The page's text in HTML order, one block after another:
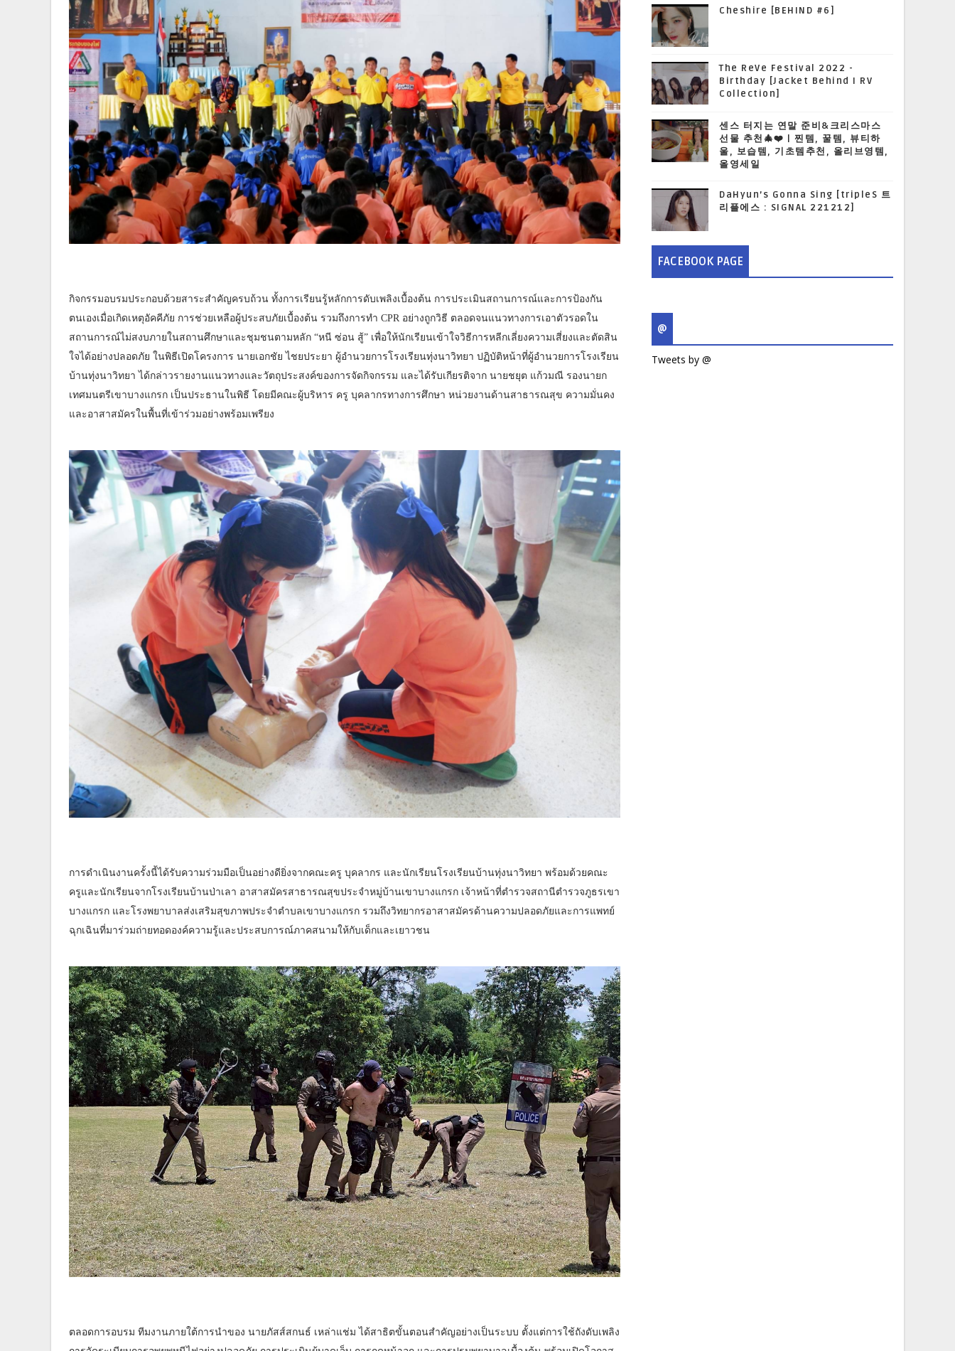
กิจกรรมอบรมประกอบด้วยสาระสำคัญครบถ้วน ทั้งการเรียนรู้หลักการดับเพลิงเบื้องต้น การประเมินสถานการณ์และการป้องกัน
ตนเองเมื่อเกิดเหตุอัคคีภัย การช่วยเหลือผู้ประสบภัยเบื้องต้น รวมถึงการทำ CPR อย่างถูกวิธี ตลอดจนแนวทางการเอาตัวรอดใน
สถานการณ์ไม่สงบภายในสถานศึกษาและชุมชนตามหลัก “หนี ซ่อน สู้” เพื่อให้นักเรียนเข้าใจวิธีการหลีกเลี่ยงความเสี่ยงและตัดสิน
ใจได้อย่างปลอดภัย ในพิธีเปิดโครงการ นายเอกชัย ไชยประยา ผู้อำนวยการโรงเรียนทุ่งนาวิทยา ปฏิบัติหน้าที่ผู้อำนวยการโรงเรียน
บ้านทุ่งนาวิทยา ได้กล่าวรายงานแนวทางและวัตถุประสงค์ของการจัดกิจกรรม และได้รับเกียรติจาก นายชยุต แก้วมณี รองนายก
เทศมนตรีเขาบางแกรก เป็นประธานในพิธี โดยมีคณะผู้บริหาร ครู บุคลากรทางการศึกษา หน่วยงานด้านสาธารณสุข ความมั่นคง
และอาสาสมัครในพื้นที่เข้าร่วมอย่างพร้อมเพรียง
การดำเนินงานครั้งนี้ได้รับความร่วมมือเป็นอย่างดียิ่งจากคณะครู บุคลากร และนักเรียนโรงเรียนบ้านทุ่งนาวิทยา พร้อมด้วยคณะ
ครูและนักเรียนจากโรงเรียนบ้านป่าเลา อาสาสมัครสาธารณสุขประจำหมู่บ้านเขาบางแกรก เจ้าหน้าที่ตำรวจสถานีตำรวจภูธรเขา
บางแกรก และโรงพยาบาลส่งเสริมสุขภาพประจำตำบลเขาบางแกรก รวมถึงวิทยากรอาสาสมัครด้านความปลอดภัยและการแพทย์
ฉุกเฉินที่มาร่วมถ่ายทอดองค์ความรู้และประสบการณ์ภาคสนามให้กับเด็กและเยาวชน
ตลอดการอบรม ทีมงานภายใต้การนำของ นายภัสส์สกนธ์ เหล่าแช่ม ได้สาธิตขั้นตอนสำคัญอย่างเป็นระบบ ตั้งแต่การใช้ถังดับเพลิง
Cheshire [BEHIND #6]
The ReVe Festival 2022 -
Birthday [Jacket Behind I RV
Collection]
센스 터지는 연말 준비&크리스마스
선물 추천🎄❤️ | 찐템, 꿀템, 뷰티하
울, 보습템, 기초템추천, 올리브영템,
올영세일
DaHyun’s Gonna Sing [tripleS 트
리플에스 : SIGNAL 221212]
FACEBOOK PAGE
@
Tweets by @